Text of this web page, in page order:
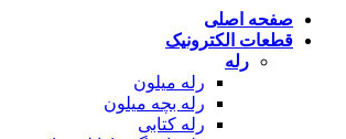
صفحه اصلی
قطعات الکترونیک
رله
رله میلون
رله بچه میلون
رله کتابی